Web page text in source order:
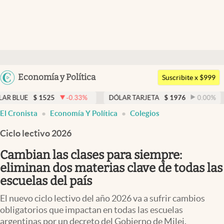
Argentina
Economía y Política
Members
Economía y Política
Finanzas y Mercados
Mercados Online
Negocios
Columnistas
Apertura
Suscribite x $999
-0.33% DÓLAR TARJETA $ 1976 0.00% DÓLAR
El Cronista Economía Y Política Colegios
Ciclo lectivo 2026
Cambian las clases para siempre:
eliminan dos materias clave de todas las
escuelas del país
El nuevo ciclo lectivo del año 2026 va a sufrir cambios
obligatorios que impactan en todas las escuelas
argentinas por un decreto del Gobierno de Milei.